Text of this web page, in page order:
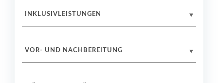
INKLUSIVLEISTUNGEN
VOR- UND NACHBEREITUNG